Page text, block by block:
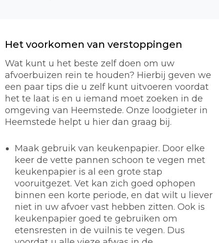
Het voorkomen van verstoppingen
Wat kunt u het beste zelf doen om uw
afvoerbuizen rein te houden? Hierbij geven we
een paar tips die u zelf kunt uitvoeren voordat
het te laat is en u iemand moet zoeken in de
omgeving van Heemstede. Onze loodgieter in
Heemstede helpt u hier dan graag bij.
Maak gebruik van keukenpapier. Door elke
keer de vette pannen schoon te vegen met
keukenpapier is al een grote stap
vooruitgezet. Vet kan zich goed ophopen
binnen een korte periode, en dat wilt u liever
niet in uw afvoer vast hebben zitten. Ook is
keukenpapier goed te gebruiken om
etensresten in de vuilnis te vegen. Dus